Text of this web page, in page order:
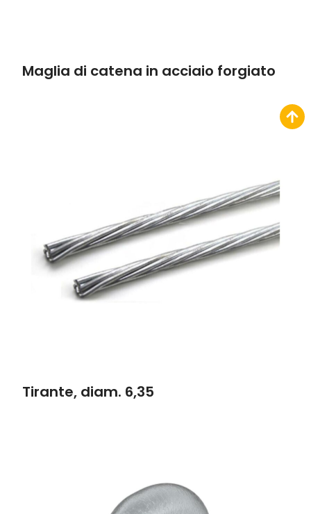
Maglia di catena in acciaio forgiato
Tirante, diam. 6,35